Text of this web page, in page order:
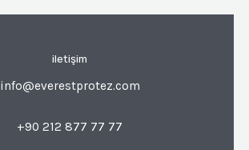
iletişim
info@everestprotez.com
+90 212 877 77 77